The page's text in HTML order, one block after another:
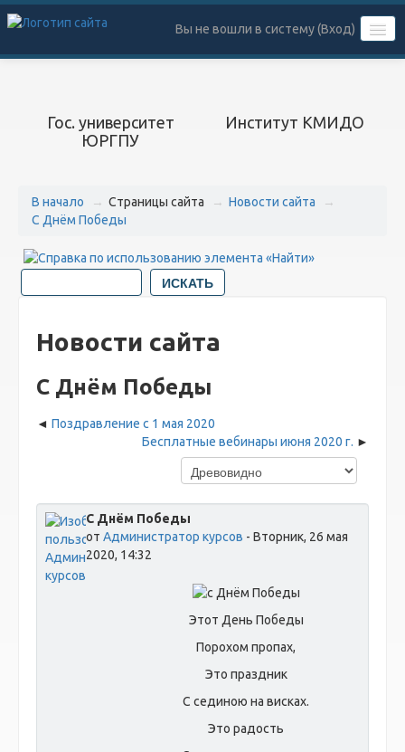
Вы не вошли в систему (Вход)
Гос. университет
ЮРГПУ
Институт КМИДО
В начало → Страницы сайта → Новости сайта
→
С Днём Победы
Новости сайта
С Днём Победы
Поздравление с 1 мая 2020
Бесплатные вебинары июня 2020 г.
С Днём Победы
от Администратор курсов - Вторник, 26 мая
2020, 14:32
Этот День Победы
Порохом пропах,
Это праздник
С сединою на висках.
Это радость